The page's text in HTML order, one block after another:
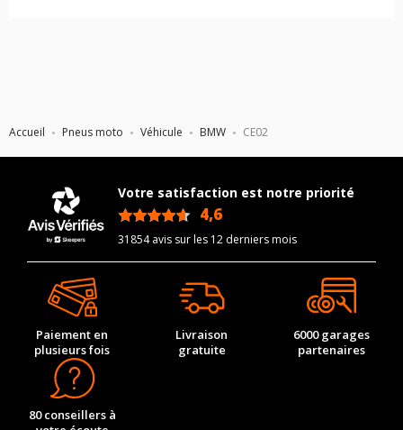
Accueil Pneus moto Véhicule BMW CE02
Votre satisfaction est notre priorité
4,6
31854 avis sur les 12 derniers mois
Paiement en
plusieurs fois
Livraison
gratuite
6000 garages
partenaires
80 conseillers à